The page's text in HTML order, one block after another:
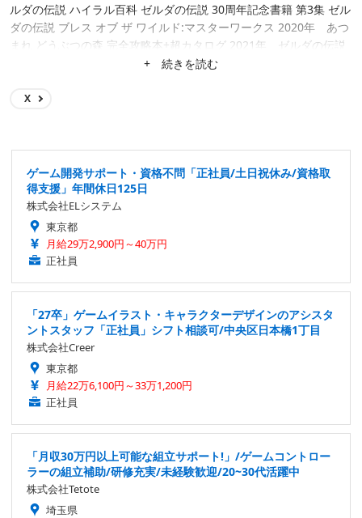
ルダの伝説 ハイラル百科 ゼルダの伝説 30周年記念書籍 第3集 ゼル
ダの伝説 ブレス オブ ザ ワイルド:マスターワークス 2020年 あつ
まれ どうぶつの森 完全攻略本+超カタログ 2021年 ゼルダの伝説
スカイウォードソード HD 完全攻略本 2024年 ゼルダの伝説 テ
+ 続きを読む
X
ゲーム開発サポート・資格不問「正社員/土日祝休み/資格取
得支援」年間休日125日
株式会社ELシステム
東京都
月給29万2,900円～40万円
正社員
「27卒」ゲームイラスト・キャラクターデザインのアシスタ
ントスタッフ「正社員」シフト相談可/中央区日本橋1丁目
株式会社Creer
東京都
月給22万6,100円～33万1,200円
正社員
「月収30万円以上可能な組立サポート!」/ゲームコントロー
ラーの組立補助/研修充実/未経験歓迎/20~30代活躍中
株式会社Tetote
埼玉県